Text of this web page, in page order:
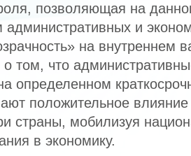
позволяющая на
административных и
на внутреннем
о том, что
определенном
положительное влияние
страны, мобилизуя
в экономику.